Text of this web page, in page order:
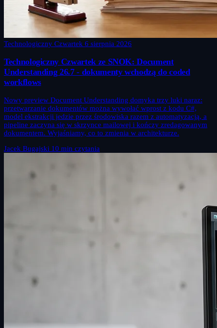
Technologiczny Czwartek 6 sierpnia 2026
Technologiczny Czwartek ze SNOK: Document
Understanding 26.7 - dokumenty wchodzą do coded
workflows
Nowy preview Document Understanding domyka trzy luki naraz:
przetwarzanie dokumentów można wywołać wprost z kodu C#,
model ekstrakcji jedzie przez środowiska razem z automatyzacją, a
pipeline zaczyna się w skrzynce mailowej i kończy zredagowanym
dokumentem. Wyjaśniamy, co to zmienia w architekturze.
Jacek Bugajski 10 min czytania